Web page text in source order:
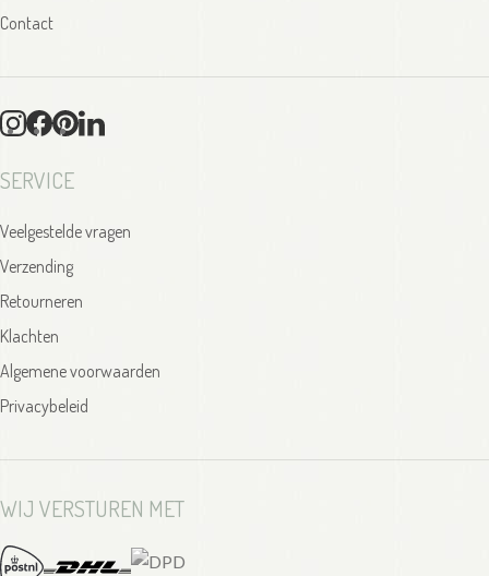
Contact
SERVICE
Veelgestelde vragen
Verzending
Retourneren
Klachten
Algemene voorwaarden
Privacybeleid
WIJ VERSTUREN MET